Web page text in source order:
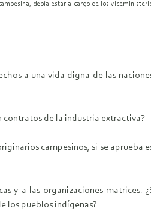
debía estar a cargo de los
a una vida digna de las
contratos de la industria extractiva?
campesinos, si se aprueba
y a las organizaciones
los pueblos indígenas?